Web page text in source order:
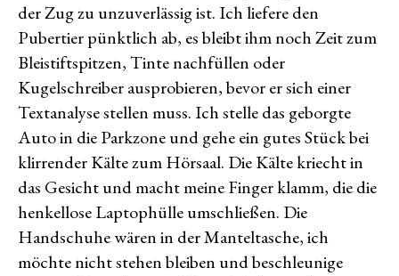
der Zug zu unzuverlässig ist. Ich liefere den
Pubertier pünktlich ab, es bleibt ihm noch Zeit zum
Bleistiftspitzen, Tinte nachfüllen oder
Kugelschreiber ausprobieren, bevor er sich einer
Textanalyse stellen muss. Ich stelle das geborgte
Auto in die Parkzone und gehe ein gutes Stück bei
klirrender Kälte zum Hörsaal. Die Kälte kriecht in
das Gesicht und macht meine Finger klamm, die die
henkellose Laptophülle umschließen. Die
Handschuhe wären in der Manteltasche, ich
möchte nicht stehen bleiben und beschleunige